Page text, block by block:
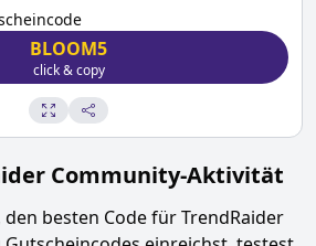
BLOOM5
click & copy
Community-Aktivität
besten Code fürTrendRaider